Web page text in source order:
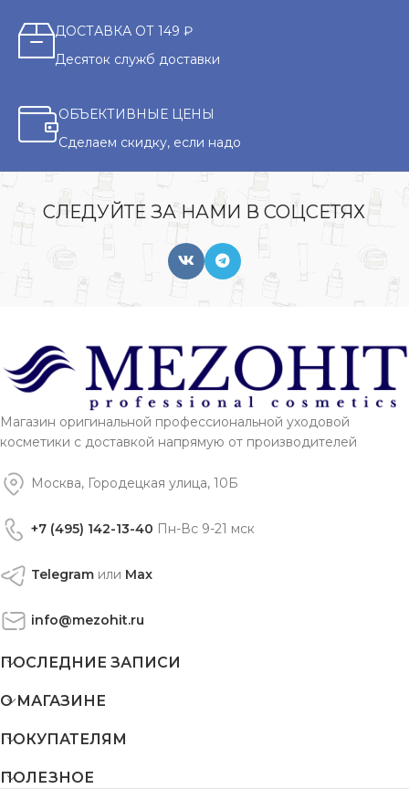
ДОСТАВКА ОТ 149 ₽
Десяток служб доставки
ОБЪЕКТИВНЫЕ ЦЕНЫ
Сделаем скидку, если надо
СЛЕДУЙТЕ ЗА НАМИ В СОЦСЕТЯХ
Магазин оригинальной профессиональной уходовой
косметики с доставкой напрямую от производителей
Москва, Городецкая улица, 10Б
+7 (495) 142-13-40 Пн-Вс 9-21 мск
Telegram или Max
info@mezohit.ru
ПОСЛЕДНИЕ ЗАПИСИ
О МАГАЗИНЕ
ПОКУПАТЕЛЯМ
ПОЛЕЗНОЕ